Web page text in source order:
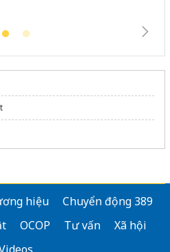
hủy công khai hàng ngàn sản